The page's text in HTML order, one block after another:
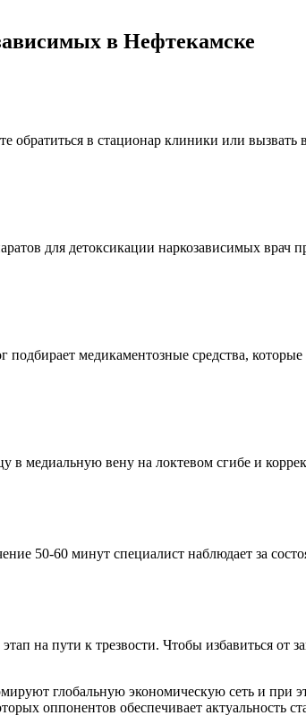
в Нефтекамске
в стационар клиники или
для детоксикации наркозависимых врач
медикаментозные средства,
в медиальную вену на локтевом сгибе и
50-60 минут специалист наблюдает за
на пути к трезвости. Чтобы избавиться от
глобальную экономическую сеть и при
оппонентов обеспечивает актуальность